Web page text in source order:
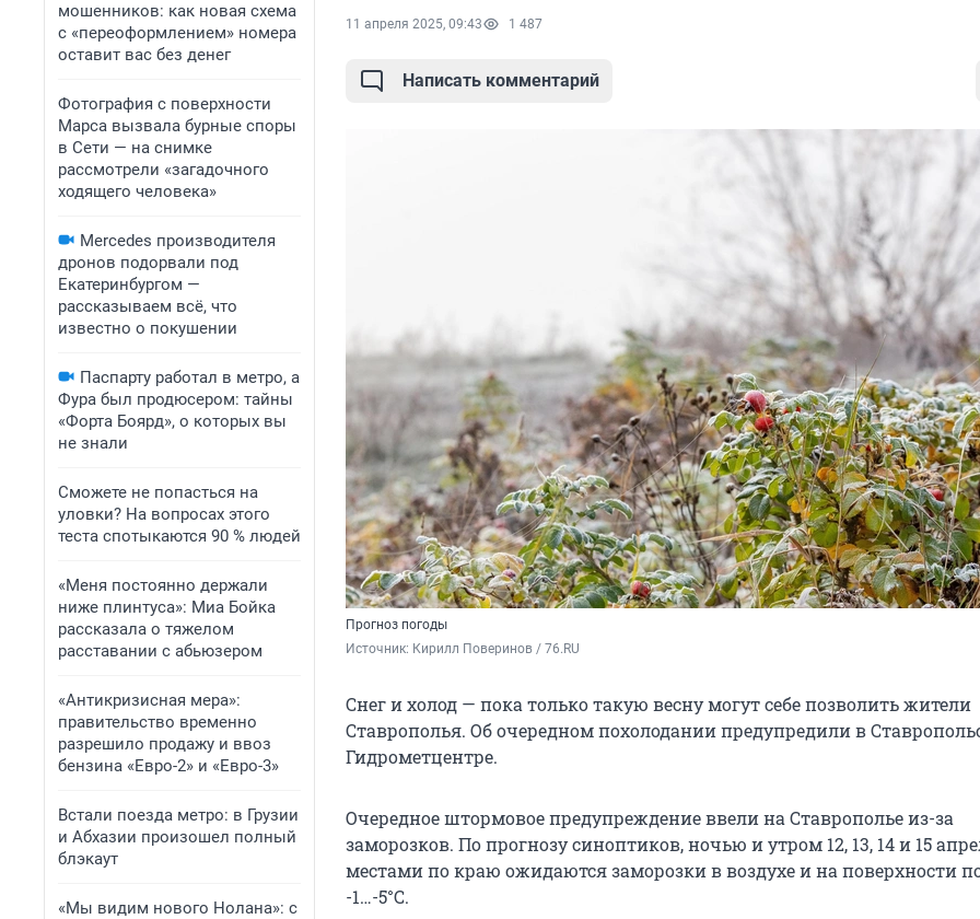
мошенников: как новая схема
с «переоформлением» номера
оставит вас без денег
Фотография с поверхности
Марса вызвала бурные споры
в Сети — на снимке
рассмотрели «загадочного
ходящего человека»
Mercedes производителя
дронов подорвали под
Екатеринбургом —
рассказываем всё, что
известно о покушении
Паспарту работал в метро, а
Фура был продюсером: тайны
«Форта Боярд», о которых вы
не знали
Сможете не попасться на
уловки? На вопросах этого
теста спотыкаются 90 % людей
«Меня постоянно держали
ниже плинтуса»: Миа Бойка
рассказала о тяжелом
расставании с абьюзером
«Антикризисная мера»:
правительство временно
разрешило продажу и ввоз
бензина «Евро-2» и «Евро-3»
Встали поезда метро: в Грузии
и Абхазии произошел полный
блэкаут
«Мы видим нового Нолана»: с
11 апреля 2025, 09:43 1 487
Написать комментарий
Прогноз погоды
Источник: Кирилл Поверинов / 76.RU
Снег и холод — пока только такую весну могут себе позволить жители
Ставрополья. Об очередном похолодании предупредили в
Гидрометцентре.
Очередное штормовое предупреждение ввели на Ставрополье из-за
заморозков. По прогнозу синоптиков, ночью и утром 12, 13, 14 и 15
местами по краю ожидаются заморозки в воздухе и на поверхности
-1…-5°С.